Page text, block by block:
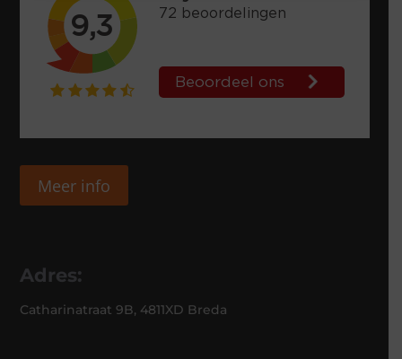
Meer info
Adres:
Catharinatraat 9B, 4811XD Breda